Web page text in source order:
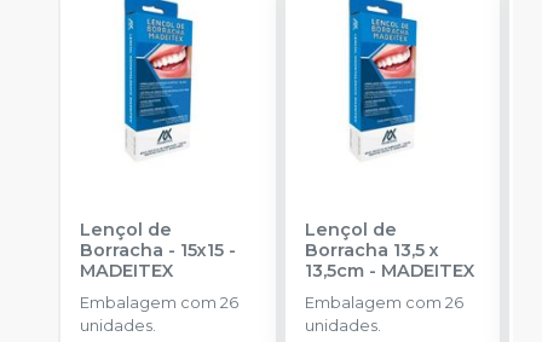
Lençol de
Borracha - 15x15 -
MADEITEX
Embalagem com 26
unidades.
Lençol de
Borracha 13,5 x
13,5cm- MADEITEX
Embalagem com 26
unidades.